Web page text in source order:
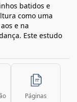
batidos e
como uma
e na
Este estudo
Páginas